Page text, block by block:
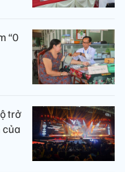
“0
trở
của